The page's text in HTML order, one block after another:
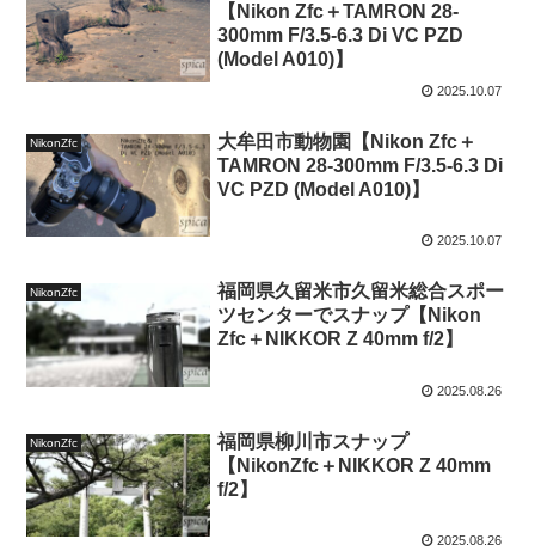
【Nikon Zfc＋TAMRON 28-
300mm F/3.5-6.3 Di VC PZD
(Model A010)】
2025.10.07
NikonZfc
大牟田市動物園【Nikon Zfc＋
TAMRON 28-300mm F/3.5-6.3 Di
VC PZD (Model A010)】
2025.10.07
NikonZfc
福岡県久留米市久留米総合スポー
ツセンターでスナップ【Nikon
Zfc＋NIKKOR Z 40mm f/2】
2025.08.26
NikonZfc
福岡県柳川市スナップ
【NikonZfc＋NIKKOR Z 40mm
f/2】
2025.08.26